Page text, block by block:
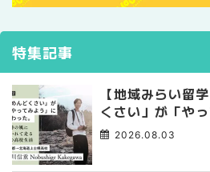
特集記事
【地域みらい留
くさい」が「や
た。 十勝の風に
2026.08.03